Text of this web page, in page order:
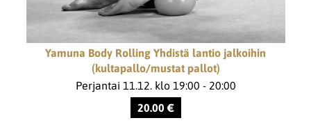
Yamuna Body Rolling Yhdistä lantio jalkoihin
(kultapallo/mustat pallot)
Perjantai 11.12. klo 19:00 - 20:00
20.00 €